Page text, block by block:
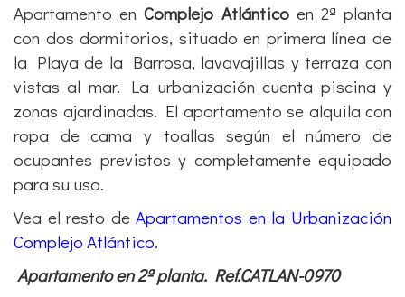
Apartamento enComplejo Atlánticoen 2ª planta
con dos dormitorios, situado en primera línea de
la Playa de la Barrosa, lavavajillas y terraza con
vistas al mar. La urbanización cuenta piscina y
zonas ajardinadas. El apartamento se alquila con
ropa de cama y toallas según el número de
ocupantes previstos y completamente equipado
para su uso.
Vea el resto deApartamentos en la Urbanización
Complejo Atlántico.
Apartamento en 2ª planta. Ref.CATLAN-0970